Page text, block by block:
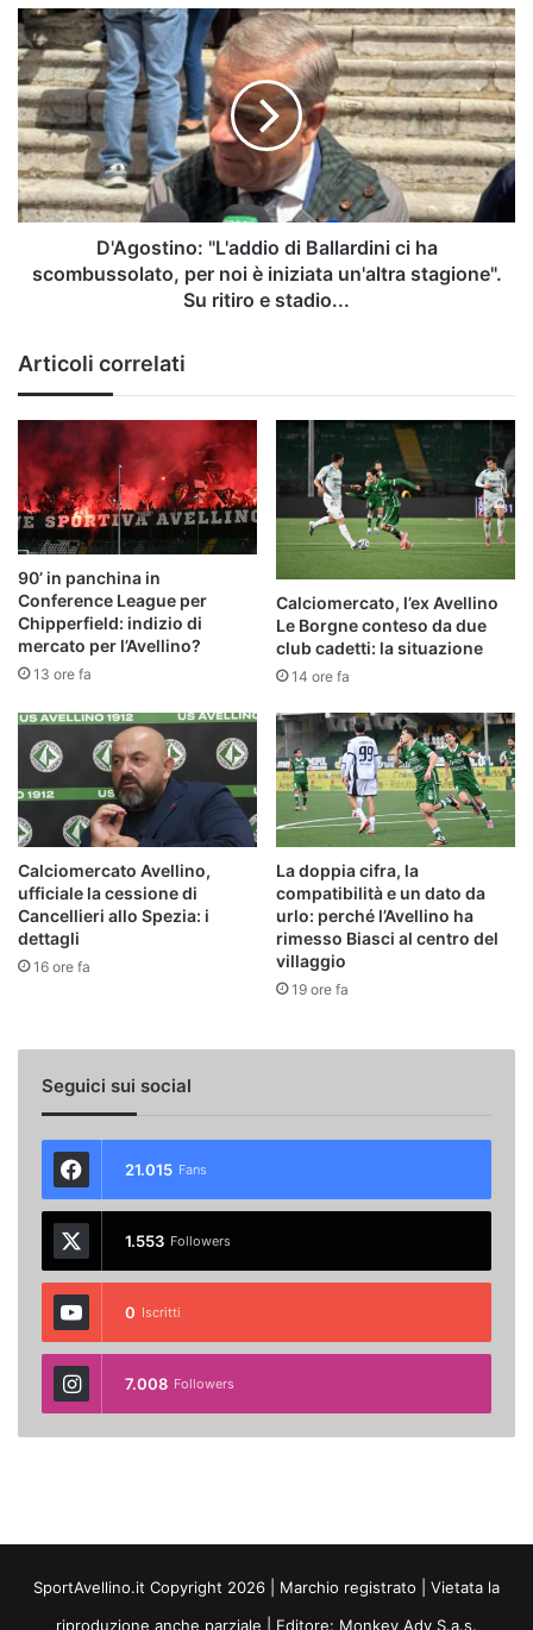
sorprese:
la
situazione
D'Agostino:
"L'addio
di
Ballardini
ci
ha
scombussolato,
per
noi
iniziata
ritiro
e
stadio...
D'Agostino: "L'addio di Ballardini ci ha
scombussolato, per noi è iniziata un'altra stagione".
Su ritiro e stadio...
Articoli correlati
90’ in panchina in
Conference League per
Chipperfield: indizio di
mercato per l’Avellino?
13 ore fa
Calciomercato, l’ex Avellino
Le Borgne conteso da due
club cadetti: la situazione
14 ore fa
Calciomercato Avellino,
ufficiale la cessione di
Cancellieri allo Spezia: i
dettagli
16 ore fa
La doppia cifra, la
compatibilità e un dato da
urlo: perché l’Avellino ha
rimesso Biasci al centro del
villaggio
19 ore fa
Seguici sui social
21.015 Fans
1.553 Followers
0 Iscritti
7.008 Followers
SportAvellino.it Copyright 2026 | Marchio registrato | Vietata la
riproduzione anche parziale | Editore: Monkey Adv S.a.s.